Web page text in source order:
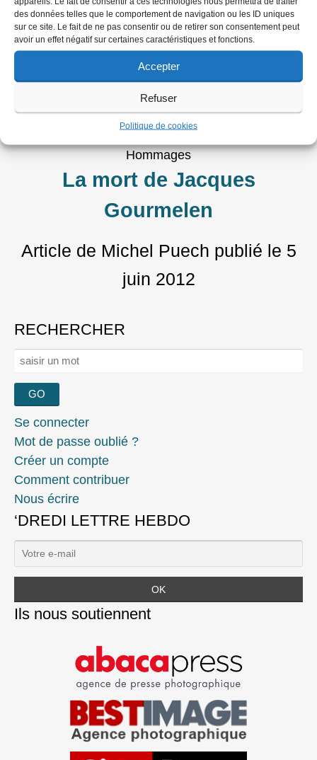
des données telles que le comportement de navigation ou les ID uniques
sur ce site. Le fait de ne pas consentir ou de retirer son consentement peut
avoir un effet négatif sur certaines caractéristiques et fonctions.
Accepter
Refuser
Politique de cookies
Bizness
CORONAVIRUS
Morlaix confiné, mords les !
Article de Alain Mingam
avril 2020
Hommages
La mort de Jacques
Gourmelen
Article de Michel Puech publié le 5
juin 2012
RECHERCHER
Rechercher :
Se connecter
Mot de passe oublié ?
Créer un compte
Comment contribuer
Nous écrire
‘DREDI LETTRE HEBDO
Ils nous soutiennent